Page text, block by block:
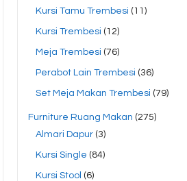
Kursi Tamu Trembesi (11)
Kursi Trembesi (12)
Meja Trembesi (76)
Perabot Lain Trembesi (36)
Set Meja Makan Trembesi (79)
Furniture Ruang Makan (275)
Almari Dapur(3)
Kursi Single (84)
Kursi Stool (6)